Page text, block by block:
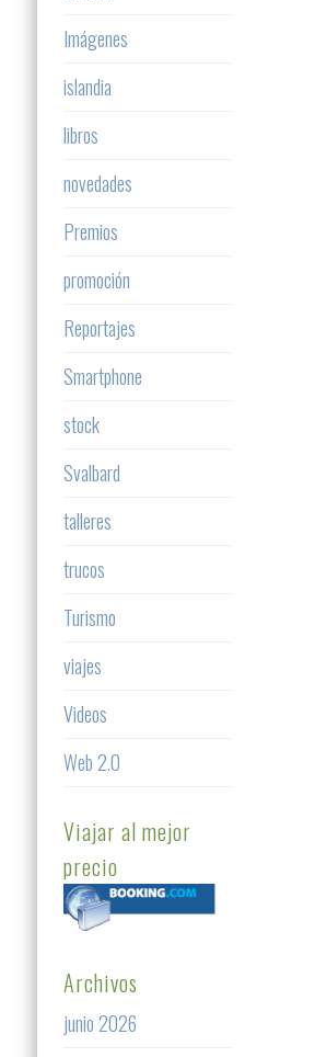
Imágenes
islandia
libros
novedades
Premios
promoción
Reportajes
Smartphone
stock
Svalbard
talleres
trucos
Turismo
viajes
Videos
Web 2.0
Viajar al mejor
precio
Archivos
junio 2026